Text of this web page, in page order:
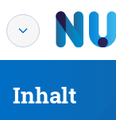
Inhalt